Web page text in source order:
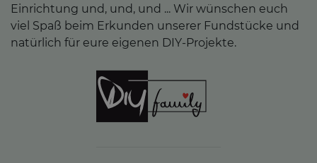
Einrichtung und, und, und ... Wir wünschen euch
viel Spaß beim Erkunden unserer Fundstücke und
natürlich für eure eigenen DIY-Projekte.